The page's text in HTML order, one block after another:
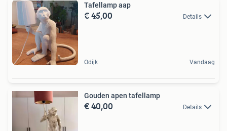
Tafellamp aap
€ 45,00 Details
Odijk Vandaag
Gouden apen tafellamp
€ 40,00 Details